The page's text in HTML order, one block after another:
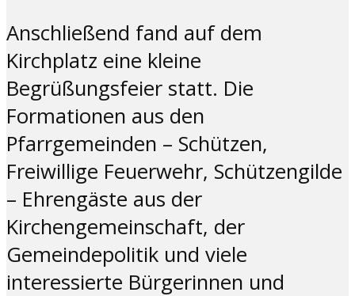
Anschließend fand auf dem
Kirchplatz eine kleine
Begrüßungsfeier statt. Die
Formationen aus den
Pfarrgemeinden – Schützen,
Freiwillige Feuerwehr, Schützengilde
– Ehrengäste aus der
Kirchengemeinschaft, der
Gemeindepolitik und viele
interessierte Bürgerinnen und